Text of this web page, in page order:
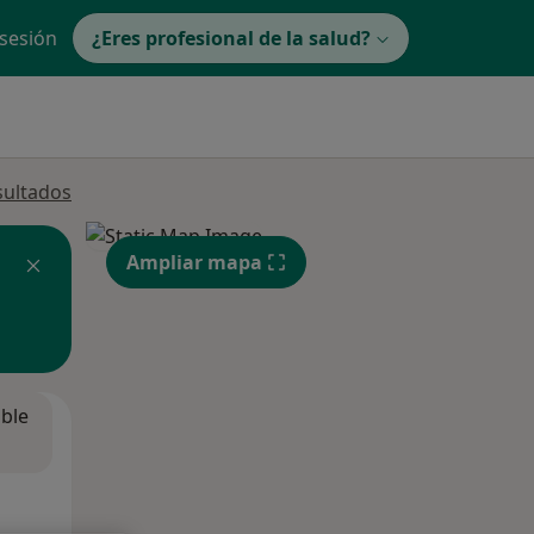
¿Eres profesional de la salud?
Ampliar mapa